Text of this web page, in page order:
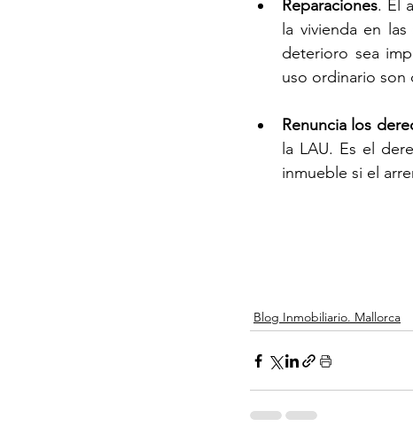
Reparaciones. El
la vivienda en
deterioro sea
uso ordinario son
Renuncia los
la LAU. Es el
inmueble si el
Blog Inmobiliario. Mallorca